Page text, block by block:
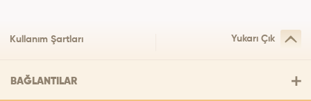
Kullanım Şartları Yukarı Çık
BAĞLANTILAR